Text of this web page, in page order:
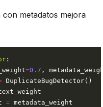
con metadatos mejora
=0.7 ,
=